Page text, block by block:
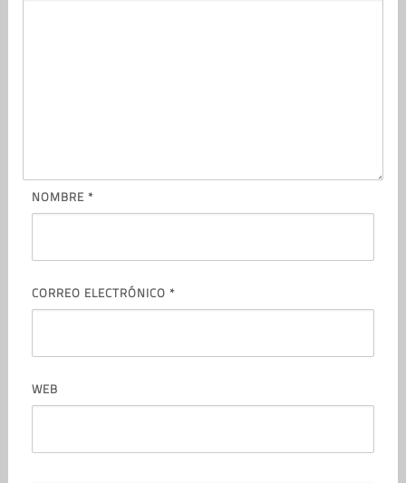
NOMBRE *
CORREO ELECTRÓNICO *
WEB